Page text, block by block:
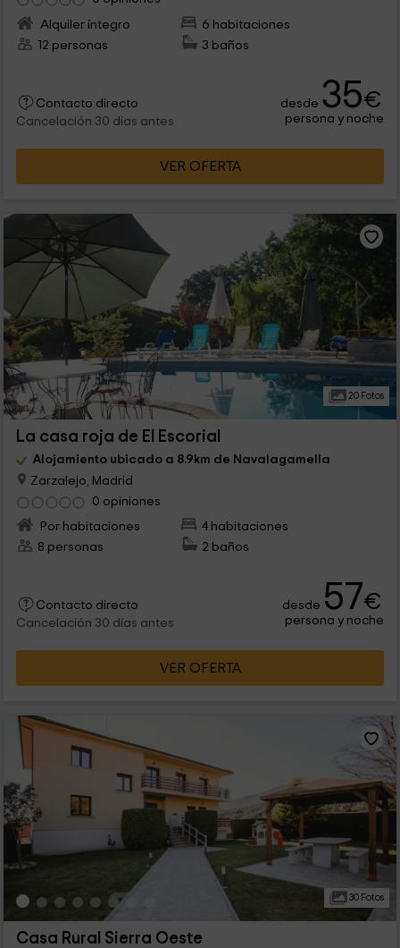
Alquiler íntegro
6 habitaciones
12 personas
3 baños
Contacto directo
Cancelación 30 días antes
desde 35€
persona y noche
VER OFERTA
20 Fotos
La casa roja de El Escorial
Alojamiento ubicado a 8.9km de Navalagamella
Zarzalejo, Madrid
0 opiniones
Por habitaciones
4 habitaciones
8 personas
2 baños
Contacto directo
Cancelación 30 días antes
desde 57€
persona y noche
VER OFERTA
30 Fotos
Casa Rural Sierra Oeste